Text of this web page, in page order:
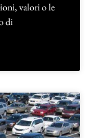
valori o le
di